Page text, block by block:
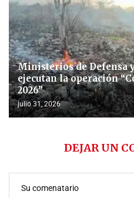
Ministerios de Defensa
ejecutan la operación
2026”
julio 31, 2026
DEJAR UN